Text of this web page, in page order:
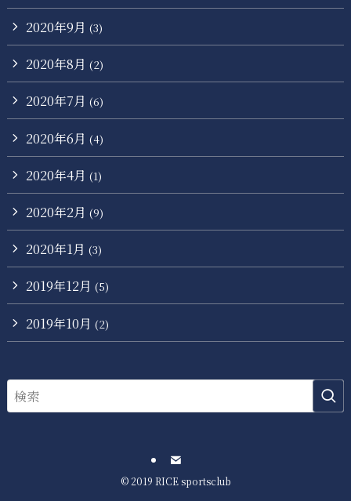
2020年9月 (3)
2020年8月 (2)
2020年7月 (6)
2020年6月 (4)
2020年4月 (1)
2020年2月 (9)
2020年1月 (3)
2019年12月 (5)
2019年10月 (2)
©2019 RICE sportsclub